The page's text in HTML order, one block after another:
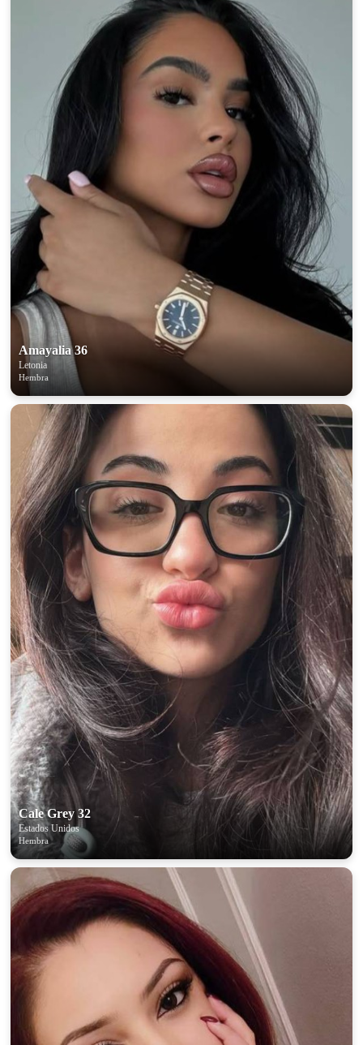
Amayalia 36
Letonia
Hembra
Cale Grey 32
Estados Unidos
Hembra
upload your own photo
100% FREE
×10 more visibility